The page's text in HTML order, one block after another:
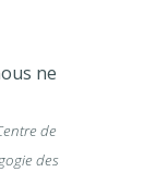
ne
de
des